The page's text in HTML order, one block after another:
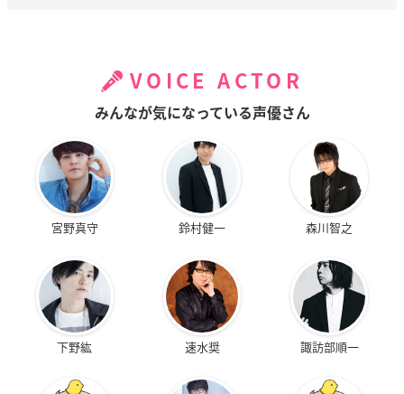
VOICE ACTOR
みんなが気になっている声優さん
宮野真守 鈴村健一 森川智之
下野紘 速水奨 諏訪部順一